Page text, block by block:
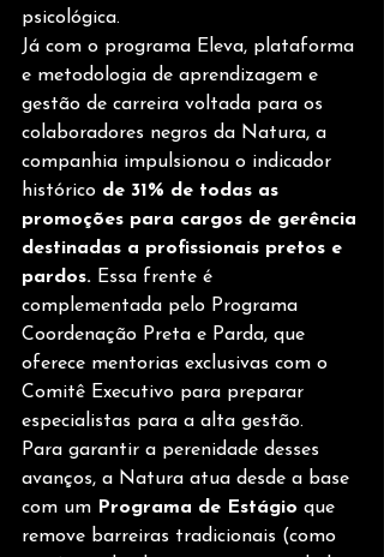
psicológica.
Já com o programa Eleva, plataforma
e metodologia de aprendizagem e
gestão de carreira voltada para os
colaboradores negros da Natura, a
companhia impulsionou o indicador
histórico de 31% de todas as
promoções para cargos de gerência
destinadas a profissionais pretos e
pardos. Essa frente é
complementada pelo Programa
Coordenação Preta e Parda, que
oferece mentorias exclusivas com o
Comitê Executivo para preparar
especialistas para a alta gestão.
Para garantir a perenidade desses
avanços, a Natura atua desde a base
com um Programa de Estágio que
remove barreiras tradicionais (como